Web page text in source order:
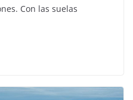
Con las suelas